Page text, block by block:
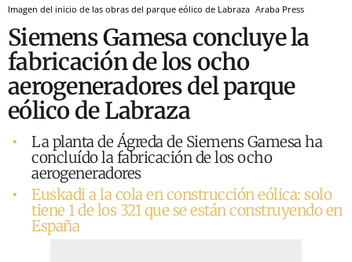
Imagen del inicio de las obras del parque eólico de Labraza Araba Press
Siemens Gamesa concluye la
fabricación de los ocho
aerogeneradores del parque
eólico de Labraza
La planta de Ágreda de Siemens Gamesa ha
concluído la fabricación de los ocho
aerogeneradores
Euskadi a la cola en construcción eólica: solo
tiene 1 de los 321 que se están construyendo en
España